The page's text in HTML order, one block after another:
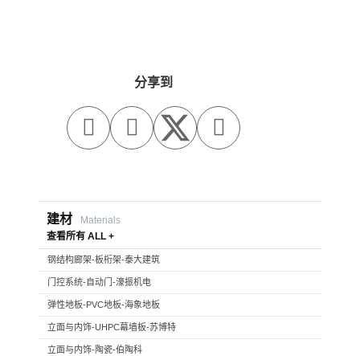
分享到
  
建材
Materials
查看所有 ALL +
钢结构廊架-板桁架-泰大建筑
门控系统-自动门-濠振机电
弹性地板-PVC地板-海象地板
立面与内饰-UHPC幕墙板-苏博特
立面与内饰-陶瓷-伯陶科